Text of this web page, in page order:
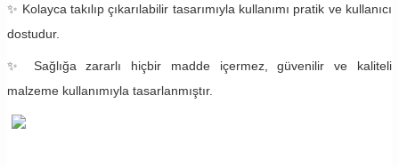
✨ Kolayca takılıp çıkarılabilir tasarımıyla kullanımı pratik ve kullanıcı
dostudur.
✨ Sağlığa zararlı hiçbir madde içermez, güvenilir ve kaliteli
malzeme kullanımıyla tasarlanmıştır.